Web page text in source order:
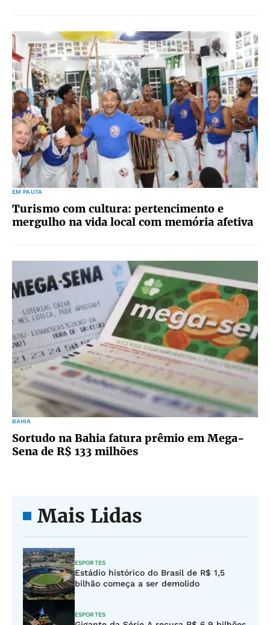
EM PAUTA
Turismo com cultura: pertencimento e
mergulho na vida local com memória afetiva
BAHIA
Sortudo na Bahia fatura prêmio em Mega-
Sena de R$ 133 milhões
Mais Lidas
ESPORTES
Estádio histórico do Brasil de R$ 1,5
bilhão começa a ser demolido
ESPORTES